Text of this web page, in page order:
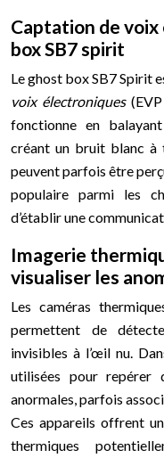
Captation de
box SB7 spirit
Le ghost box SB7 Spirit
voix électroniques
fonctionne en
créant un bruit blanc à
peuvent parfois être
populaire parmi les
d’établir une
Imagerie
visualiser les
Les caméras
permettent de
invisibles à l’œil nu.
utilisées pour repérer
anormales, parfois
Ces appareils offrent
thermiques